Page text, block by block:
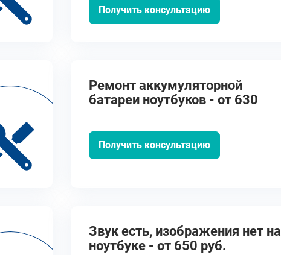
Получить консультацию
Ремонт аккумуляторной
батареи ноутбуков - от 630
Получить консультацию
Звук есть, изображения нет на
ноутбуке - от 650 руб.